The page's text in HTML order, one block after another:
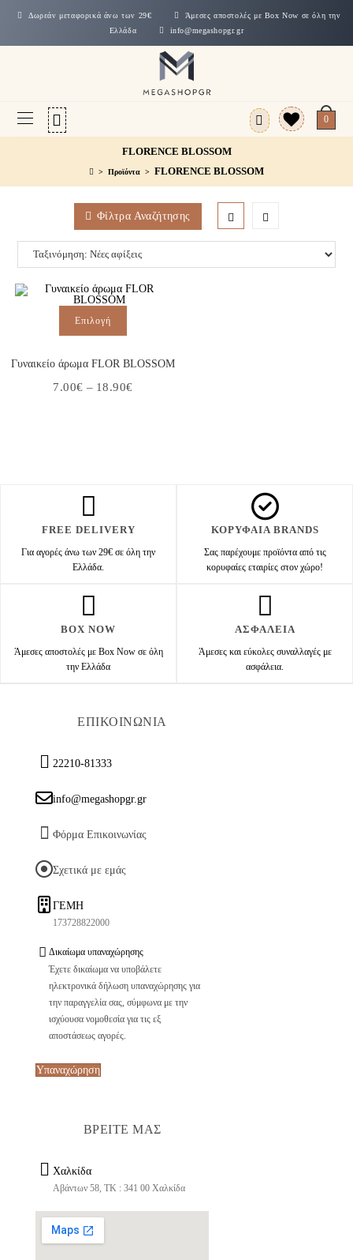
Δωρεάν μεταφορικά άνω των 29€
Άμεσες αποστολές με Box Now σε όλη την
Ελλάδα
info@megashopgr.gr
0
FLORENCE BLOSSOM
> Προϊόντα > FLORENCE BLOSSOM
Φίλτρα Αναζήτησης
Επιλογή
Γυναικείο άρωμα FLOR BLOSSOM
7.00€ – 18.90€
FREE DELIVERY
Για αγορές άνω των 29€ σε όλη την
Ελλάδα.
ΚΟΡΥΦΑΙΑ BRANDS
Σας παρέχουμε προϊόντα από τις
κορυφαίες εταιρίες στον χώρο!
BOX NOW
Άμεσες αποστολές με Box Now σε όλη
την Ελλάδα
ΑΣΦΑΛΕΙΑ
Άμεσες και εύκολες συναλλαγές με
ασφάλεια.
ΕΠΙΚΟΙΝΩΝΙΑ
22210-81333
info@megashopgr.gr
Φόρμα Επικοινωνίας
Σχετικά με εμάς
ΓΕΜΗ
173728822000
Δικαίωμα υπαναχώρησης
Έχετε δικαίωμα να υποβάλετε
ηλεκτρονικά δήλωση υπαναχώρησης για
την παραγγελία σας, σύμφωνα με την
ισχύουσα νομοθεσία για τις εξ
αποστάσεως αγορές.
Υπαναχώρηση
ΒΡΕΙΤΕ ΜΑΣ
Χαλκίδα
Αβάντων 58, ΤΚ : 341 00 Χαλκίδα